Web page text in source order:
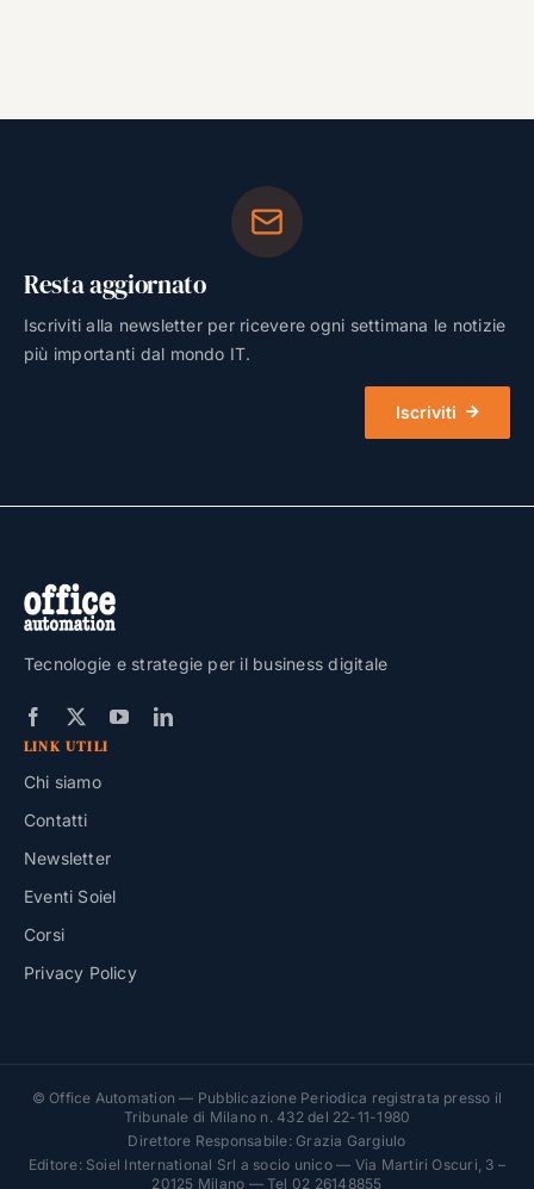
Resta aggiornato
Iscriviti alla newsletter per ricevere ogni settimana le notizie
più importanti dal mondo IT.
Iscriviti
Tecnologie e strategie per il business digitale
LINK UTILI
Chi siamo
Contatti
Newsletter
Eventi Soiel
Corsi
Privacy Policy
© Office Automation — Pubblicazione Periodica registrata presso il
Tribunale di Milano n. 432 del 22-11-1980
Direttore Responsabile: Grazia Gargiulo
Editore: Soiel International Srl a socio unico — Via Martiri Oscuri, 3 –
20125 Milano — Tel 02 26148855